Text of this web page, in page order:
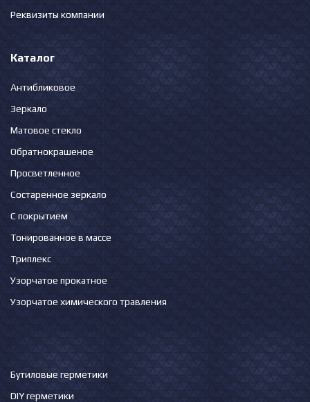
Реквизиты компании
Каталог
Антибликовое
Зеркало
Матовое стекло
Обратнокрашеное
Просветленное
Состаренное зеркало
С покрытием
Тонированное в массе
Триплекс
Узорчатое прокатное
Узорчатое химического травления
Бутиловые герметики
DIY герметики